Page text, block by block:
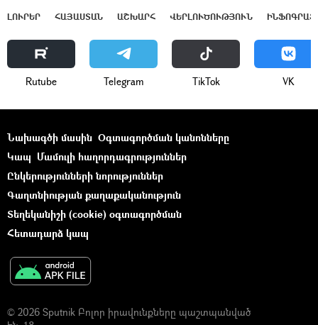
ԼՈՒՐԵՐ ՀԱՅԱՍՏԱՆ ԱՇԽԱՐՀ ՎԵՐԼՈՒԾՈՒԹՅՈՒՆ
Rutube Telegram ТikТоk VK
Նախագծի մասին Օգտագործման կանոնները
Կապ Մամուլի հաղորդագրություններ
Ընկերությունների նորություններ
Գաղտնիության քաղաքականություն
Տեղեկանիշի (cookie) օգտագործման
Հետադարձ կապ
© 2026 Sputnik Բոլոր իրավունքները պաշտպանված